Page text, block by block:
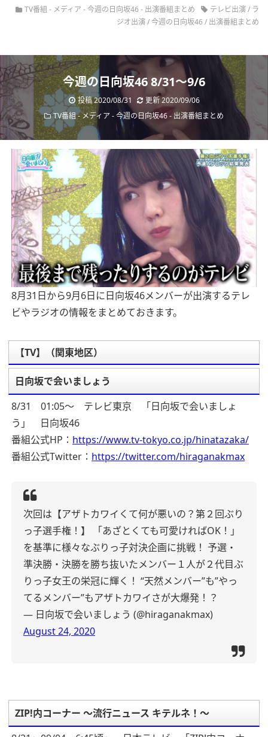
TV番組 - メディア -今週の日向坂46- 出演番組まとめ テレビ出演/ ラ
ジオ出演/今週の日向坂46/ 出演番組まとめ
今週の日向坂46 8/31～9/6
投稿 2020/08/31
更新 2020/09/06
TV番組-メディア -今週の日向坂46- 出演番組まとめ
8月31日から9月6日に日向坂46メンバーが出演するテレ
ビやラジオの情報をまとめておきます。
【TV】（関東地区）
日向坂で会いましょう
8/31 01:05～ テレビ東京 「日向坂で会いましょ
う」 日向坂46
番組公式HP： https://www.tv-tokyo.co.jp/hinatazaka/
番組公式Twitter： https://twitter.com/hiraganakmax
次回は【アザトカワイくて何が悪いの？第２回ぶり
っ子選手権！】
「あざとくても可愛ければOK！」
を基準に様々なぶりっ子対決企画に挑戦！ 予選・
準決勝・決勝を勝ち抜いたメンバー１人が２代目ぶ
りっ子女王の栄冠に輝く！ “天然メンバー”も”やっ
てるメンバー”もアザトカワイさが大爆発！？
— 日向坂で会いましょう (@hiraganakmax)
August 24, 2020
ZIP!内コーナー ～流行ニュース キテルネ！～